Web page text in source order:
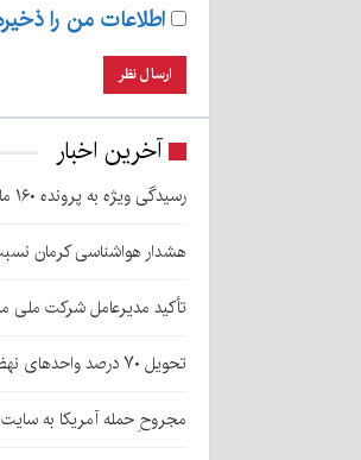
اطلاعات من را
آخرین اخبار
رسیدگی ویژه به پرونده ۱۶۰ مالباخته پیش‌فروش خودرو در زرند
هشدار هواشناسی کرمان
تأکید مدیرعامل شرکت ملی
تحویل ۷۰ درصد واحدهای نهضت ملی مسکن در کرمان
مجروحِ حمله آمریکا به